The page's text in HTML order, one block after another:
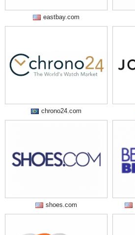
eastbay.com
chrono24.com
shoes.com